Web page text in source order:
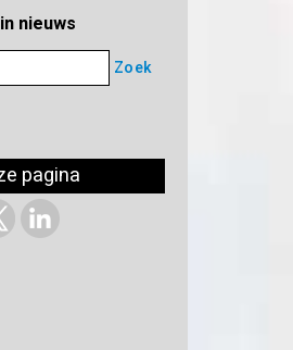
nieuws
Zoek
pagina